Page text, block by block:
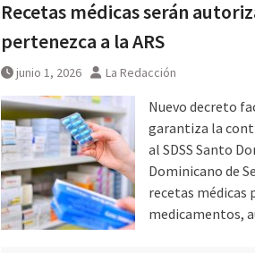
Recetas médicas serán
pertenezca a la ARS
junio 1, 2026 La Redacción
Nuevo decreto
garantiza la
al SDSS Santo
Dominicano de
recetas médicas
medicamentos,